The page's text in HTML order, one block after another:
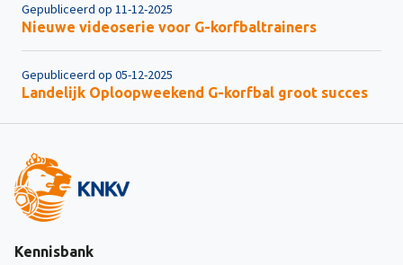
Gepubliceerd op 11-12-2025
Nieuwe videoserie voor G-korfbaltrainers
Gepubliceerd op 05-12-2025
Landelijk Oploopweekend G-korfbal groot succes
Kennisbank